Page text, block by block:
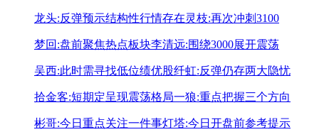
龙头:反弹预示结构性行情存在灵枝:再次冲刺3100
梦回:盘前聚焦热点板块李清远:围绕3000展开震荡
吴西:此时需寻找低位绩优股纤虹:反弹仍存两大隐忧
拾金客:短期定呈现震荡格局一狼:重点把握三个方向
彬哥:今日重点关注一件事灯塔:今日开盘前参考提示